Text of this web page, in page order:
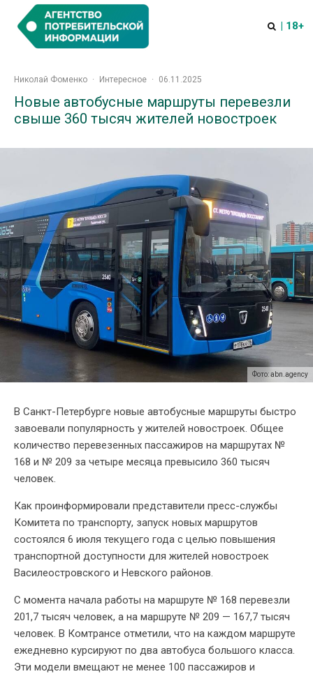
| 18+
Николай Фоменко · Интересное · 06.11.2025
Новые автобусные маршруты перевезли
свыше 360 тысяч жителей новостроек
Фото: abn.agency
В Санкт-Петербурге новые автобусные маршруты быстро
завоевали популярность у жителей новостроек. Общее
количество перевезенных пассажиров на маршрутах №
168 и № 209 за четыре месяца превысило 360 тысяч
человек.
Как проинформировали представители пресс-службы
Комитета по транспорту, запуск новых маршрутов
состоялся 6 июля текущего года с целью повышения
транспортной доступности для жителей новостроек
Василеостровского и Невского районов.
С момента начала работы на маршруте № 168 перевезли
201,7 тысяч человек, а на маршруте № 209 — 167,7 тысяч
человек. В Комтрансе отметили, что на каждом маршруте
ежедневно курсируют по два автобуса большого класса.
Эти модели вмещают не менее 100 пассажиров и